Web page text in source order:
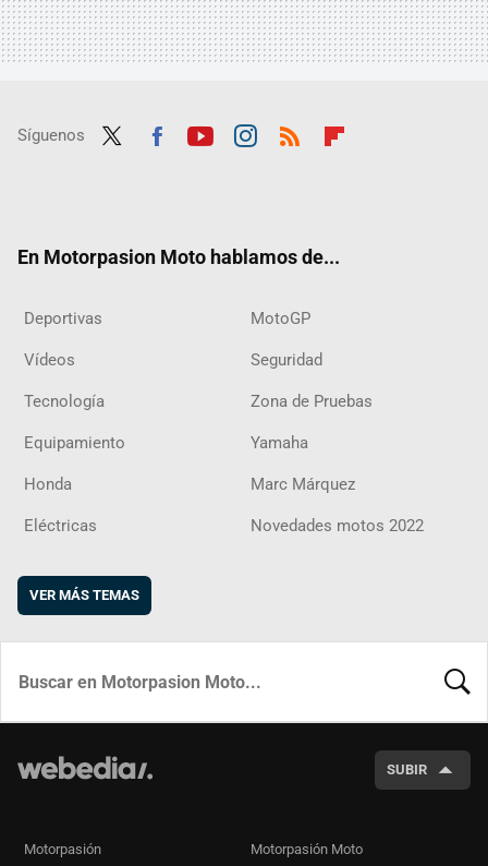
Síguenos
En Motorpasion Moto hablamos de...
Deportivas MotoGP
Vídeos Seguridad
Tecnología Zona de Pruebas
Equipamiento Yamaha
Honda Marc Márquez
Eléctricas Novedades motos 2022
VER MÁS TEMAS
SUBIR
Motorpasión Motorpasión Moto